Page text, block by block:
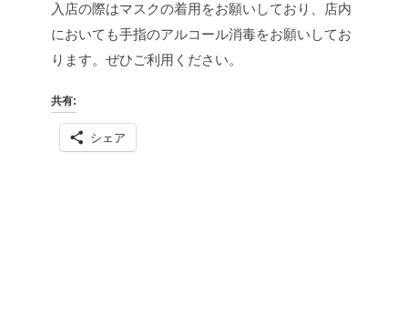
入店の際はマスクの着用をお願いしており、店内
においても手指のアルコール消毒をお願いしてお
ります。 ぜひご利用ください。
共有:
シェア